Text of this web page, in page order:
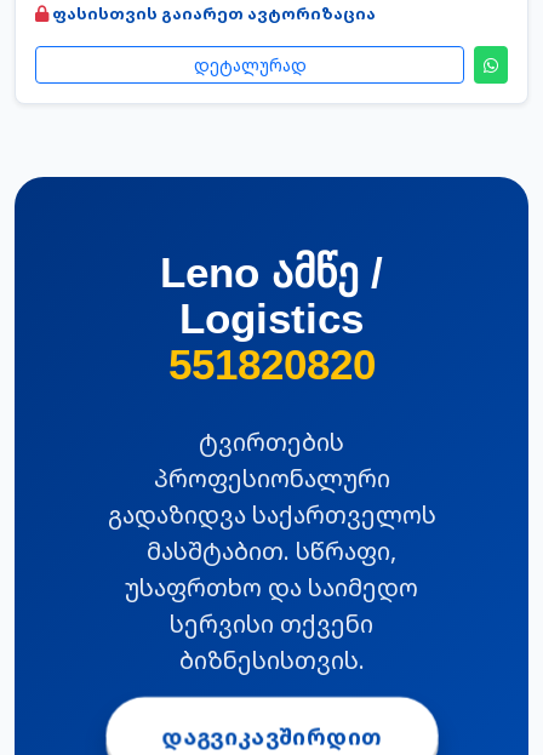
ფასისთვის გაიარეთ ავტორიზაცია
დეტალურად
Leno ამწე /
Logistics
551820820
ტვირთების
პროფესიონალური
გადაზიდვა საქართველოს
მასშტაბით. სწრაფი,
უსაფრთხო და საიმედო
სერვისი თქვენი
ბიზნესისთვის.
ᲓᲐᲒᲕᲘᲙᲐᲕᲨᲘᲠᲓᲘᲗ